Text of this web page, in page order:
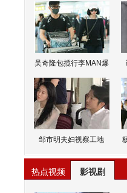
吴奇隆包揽行李MAN爆
邹市明夫妇视察工地
热点视频 影视剧